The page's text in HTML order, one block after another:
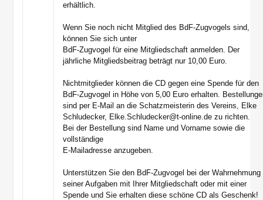
erhältlich.
Wenn Sie noch nicht Mitglied des BdF-Zugvogels sind,
können Sie sich unter
BdF-Zugvogel für eine Mitgliedschaft anmelden. Der
jährliche Mitgliedsbeitrag beträgt nur 10,00 Euro.
Nichtmitglieder können die CD gegen eine Spende für den
BdF-Zugvogel in Höhe von 5,00 Euro erhalten.
sind per E-Mail an die Schatzmeisterin des Vereins, Elke
Schludecker, Elke.Schludecker@t-online.de zu richten.
Bei der Bestellung sind Name und Vorname sowie die
vollständige
E-Mailadresse anzugeben.
Unterstützen Sie den BdF-Zugvogel bei der Wahrnehmung
seiner Aufgaben mit Ihrer Mitgliedschaft oder mit einer
Spende und Sie erhalten diese schöne CD als Geschenk!